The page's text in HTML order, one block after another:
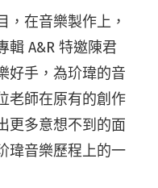
，在音樂製作上，
輯 A&R 特邀陳君
好手，為玠瑋的音
老師在原有的創作
更多意想不到的面
瑋音樂歷程上的一